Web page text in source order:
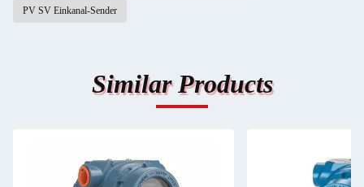
PV SV Einkanal-Sender
Similar Products